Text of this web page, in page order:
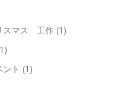
スマス 工作 (1)
ト (1)